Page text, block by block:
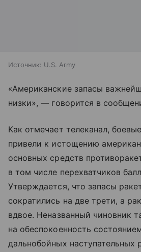
Источник: U.S. Army
«Американские запасы
низки», — говорится в
Как отмечает телеканал,
привели к истощению
основных средств
в том числе перехватчиков
Утверждается, что запасы
сократились на две трети, а
вдвое. Неназванный чиновник
на обеспокоенность
дальнобойных наступательных